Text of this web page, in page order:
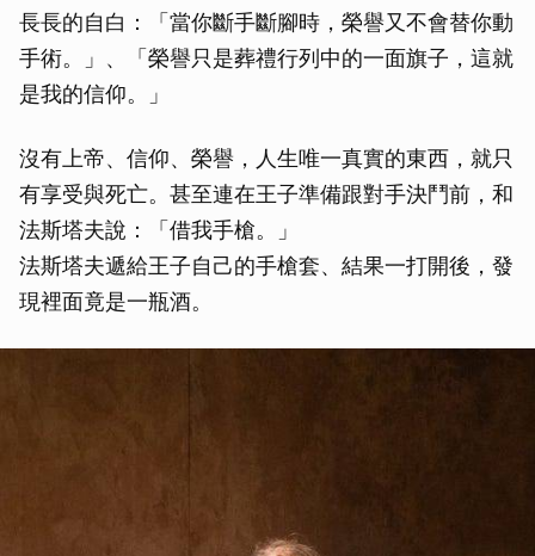
長長的自白：「當你斷手斷腳時，榮譽又不會替你動
手術。」、「榮譽只是葬禮行列中的一面旗子，這就
是我的信仰。」
沒有上帝、信仰、榮譽，人生唯一真實的東西，就只
有享受與死亡。甚至連在王子準備跟對手決鬥前，和
法斯塔夫說：「借我手槍。」
法斯塔夫遞給王子自己的手槍套、結果一打開後，發
現裡面竟是一瓶酒。